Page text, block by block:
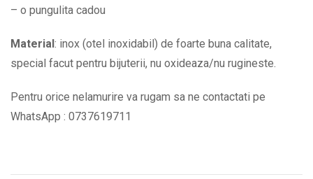
– o pungulita cadou
Material : inox (otel inoxidabil) de foarte buna calitate,
special facut pentru bijuterii, nu oxideaza/nu rugineste.
Pentru orice nelamurire va rugam sa ne contactati pe
WhatsApp : 0737619711